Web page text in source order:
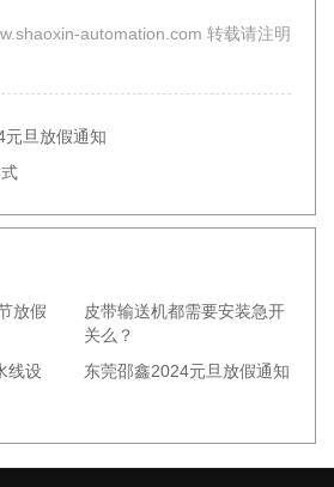
automation.com 转载请注明
元旦放假通知
放假
皮带输送机都需要安装急开
关么？
线设
东莞邵鑫2024元旦放假通知